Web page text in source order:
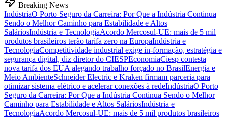
Breaking News
IndústriaO Porto Seguro da Carreira: Por Que a Indústria Continua
Sendo o Melhor Caminho para Estabilidade e Altos
SaláriosIndústria e TecnologiaAcordo Mercosul-UE: mais de 5 mil
produtos brasileiros terão tarifa zero na EuropaIndústria e
TecnologiaCompetitividade industrial exige in-formação, estratégia e
segurança digital, diz diretor do CIESPEconomiaCiesp contesta
nova tarifa dos EUA alegando trabalho forçado no BrasilEnergia e
Meio AmbienteSchneider Electric e Kraken firmam parceria para
otimizar sistema elétrico e acelerar conexões à redeIndústriaO Porto
Seguro da Carreira: Por Que a Indústria Continua Sendo o Melhor
Caminho para Estabilidade e Altos SaláriosIndústria e
TecnologiaAcordo Mercosul-UE: mais de 5 mil produtos brasileiros